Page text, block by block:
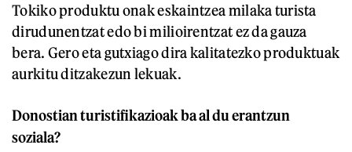
Tokiko produktu onak eskaintzea milaka turista
dirudunentzat edo bi milioirentzat ez da gauza
bera. Gero eta gutxiago dira kalitatezko produktuak
aurkitu ditzakezun lekuak.
Donostian turistifikazioak ba al du erantzun
soziala?